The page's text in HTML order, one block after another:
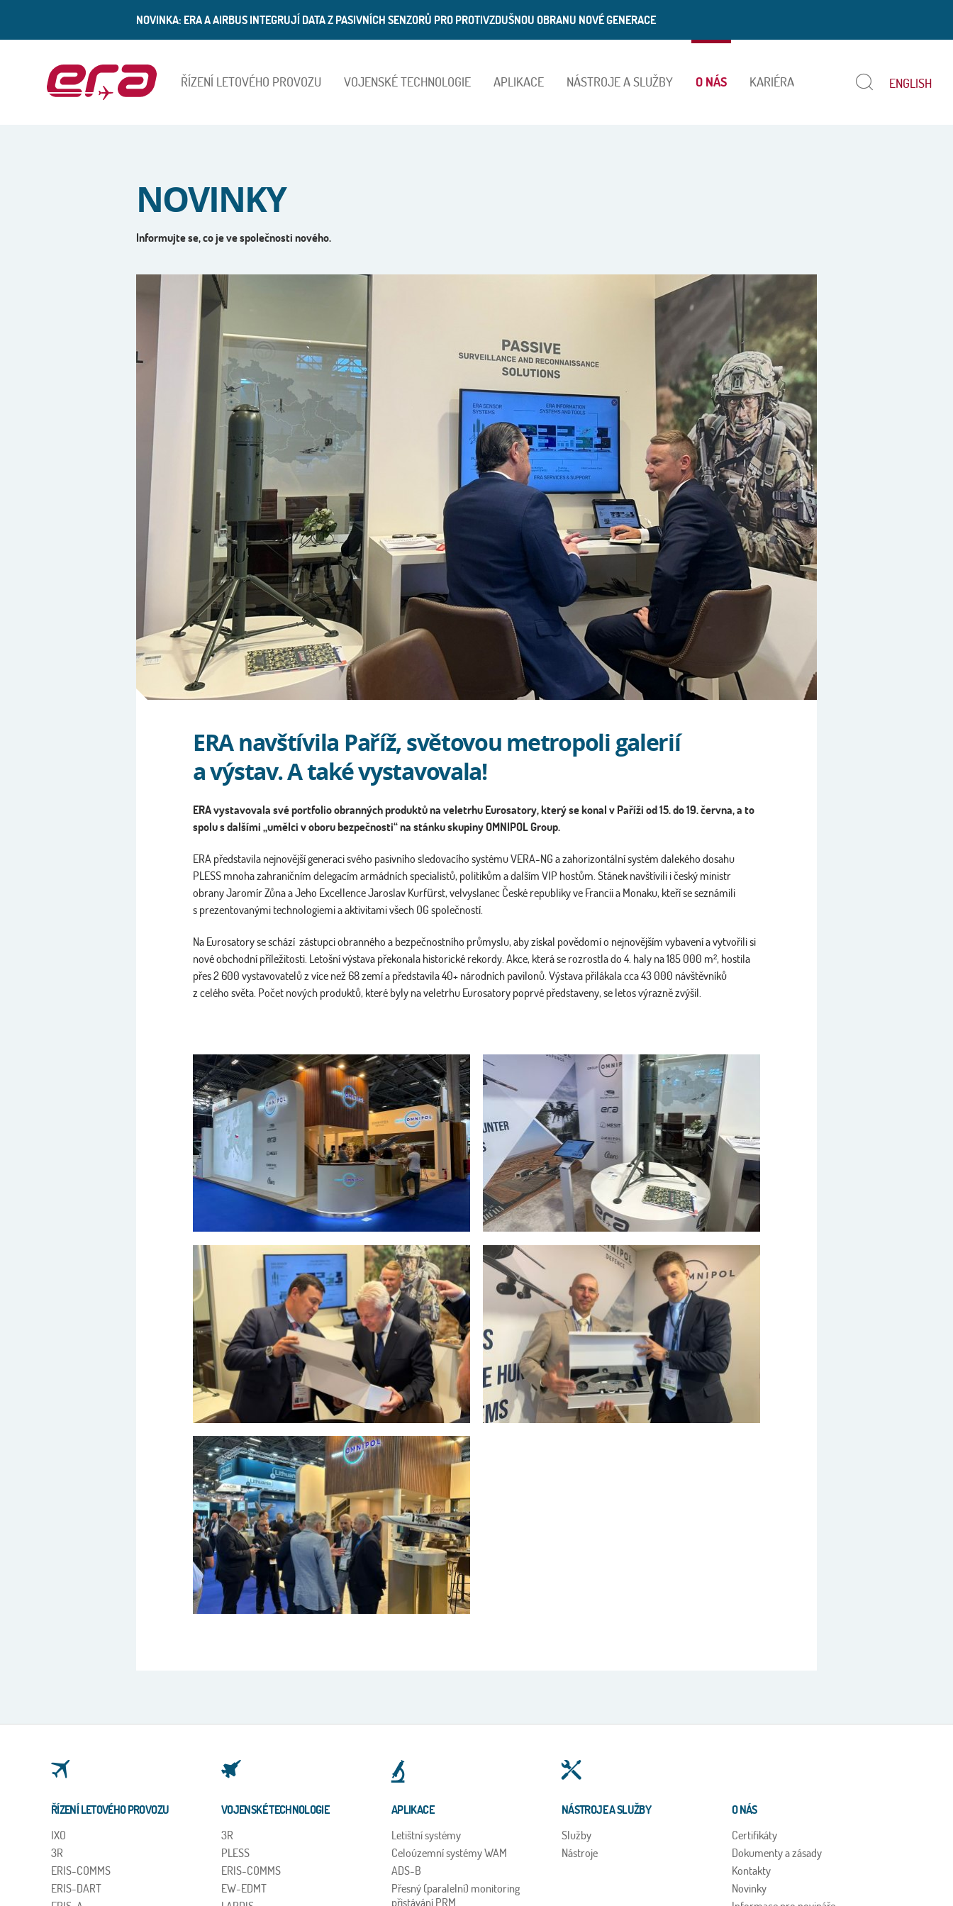
NOVINKA: ERA A AIRBUS INTEGRUJÍ DATA Z PASIVNÍCH SENZORŮ PRO PROTIVZDUŠNOU OBRANU NOVÉ GENERACE
ŘÍZENÍ LETOVÉHO PROVOZU VOJENSKÉ TECHNOLOGIE APLIKACE NÁSTROJE A SLUŽBY O NÁS KARIÉRA ENGLISH
NOVINKY
Informujte se, co je ve společnosti nového.
ERA navštívila Paříž, světovou metropoli galerií
a výstav. A také vystavovala!
ERA vystavovala své portfolio obranných produktů na veletrhu Eurosatory, který se konal v Paříži od 15. do 19. června, a to
spolu s dalšími „umělci v oboru bezpečnosti“ na stánku skupiny OMNIPOL Group.
ERA představila nejnovější generaci svého pasivního sledovacího systému VERA-NG a zahorizontální systém dalekého dosahu
PLESS mnoha zahraničním delegacím armádních specialistů, politikům a dalším VIP hostům. Stánek navštívili i český ministr
obrany Jaromír Zůna a Jeho Excellence Jaroslav Kurfürst, velvyslanec České republiky ve Francii a Monaku, kteří se seznámili
s prezentovanými technologiemi a aktivitami všech OG společností.
Na Eurosatory se schází zástupci obranného a bezpečnostního průmyslu, aby získal povědomí o nejnovějším vybavení a vytvořili si
nové obchodní příležitosti. Letošní výstava překonala historické rekordy. Akce, která se rozrostla do 4. haly na 185 000 m², hostila
přes 2 600 vystavovatelů z více než 68 zemí a představila 40+ národních pavilonů. Výstava přilákala cca 43 000 návštěvníků
z celého světa. Počet nových produktů, které byly na veletrhu Eurosatory poprvé představeny, se letos výrazně zvýšil.
ŘÍZENÍ LETOVÉHO PROVOZU
IXO
3R
ERIS-COMMS
ERIS-DART
VOJENSKÉ TECHNOLOGIE
3R
PLESS
ERIS-COMMS
EW-EDMT
APLIKACE
Letištní systémy
Celoúzemní systémy WAM
ADS-B
Přesný (paralelní) monitoring
přistávání PRM
NÁSTROJE A SLUŽBY
Služby
Nástroje
O NÁS
Certifikáty
Dokumenty a zásady
Kontakty
Novinky